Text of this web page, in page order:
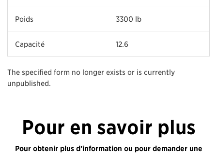
Poids 3300 lb
Capacité 12.6
The specified form no longer exists or is currently
unpublished.
Pour en savoir plus
Pour obtenir plus d’information ou pour demander une